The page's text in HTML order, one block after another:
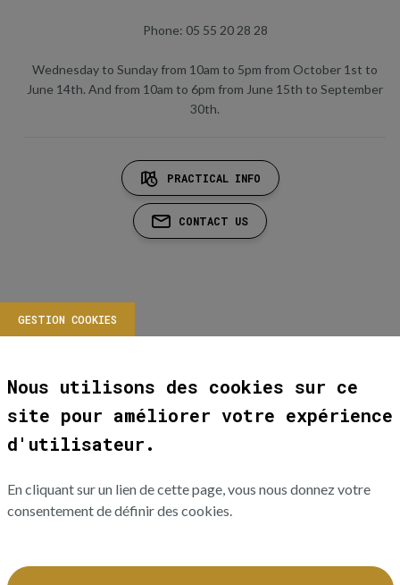
Phone: 05 55 20 28 28
Wednesday to Sunday from 10am to 5pm from October 1st to
June 14th. And from 10am to 6pm from June 15th to September
30th.
PRACTICAL INFO
CONTACT US
GESTION COOKIES
Nous utilisons des cookies sur ce
site pour améliorer votre expérience
d'utilisateur.
En cliquant sur un lien de cette page, vous nous donnez votre
consentement de définir des cookies.